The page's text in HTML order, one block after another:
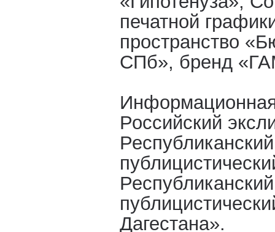
печатной
пространство
СПб», бренд
Российский
Дагестана».